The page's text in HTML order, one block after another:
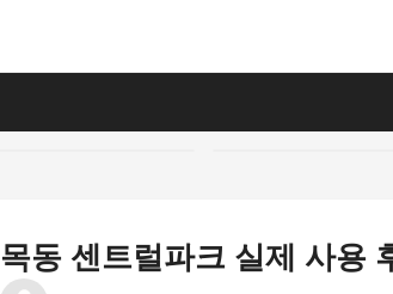
목동 센트럴파크 실제 사용